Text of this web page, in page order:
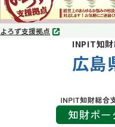
よろず支援拠点
別
INPIT知
広島